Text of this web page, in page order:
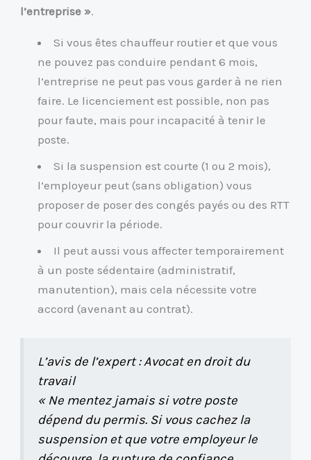
l’entreprise ».
Si vous êtes chauffeur routier et que vous
ne pouvez pas conduire pendant 6 mois,
l’entreprise ne peut pas vous garder à ne rien
faire. Le licenciement est possible, non pas
pour faute, mais pour incapacité à tenir le
poste.
Si la suspension est courte (1 ou 2 mois),
l’employeur peut (sans obligation) vous
proposer de poser des congés payés ou des RTT
pour couvrir la période.
Il peut aussi vous affecter temporairement
à un poste sédentaire (administratif,
manutention), mais cela nécessite votre
accord (avenant au contrat).
L’avis de l’expert : Avocat en droit du
travail
« Ne mentez jamais si votre poste
dépend du permis. Si vous cachez la
suspension et que votre employeur le